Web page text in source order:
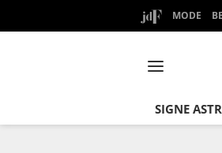
MODE
SIGNE